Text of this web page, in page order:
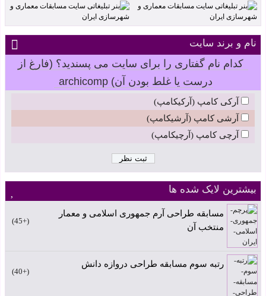
نام و برند سایت
کدام نام گفتاری را برای سایت می پسندید؟ (فارغ از
درست یا غلط بودن آن) archicomp
آرکی کامپ (آرکیکامپ)
آرشی کامپ (آرشیکامپ)
آرچی کامپ (آرچیکامپ)
بیشترین لایک شده ها
مسابقه طراحی آرم جمهوری اسلامی و معمار
منتخب آن
+45
رتبه سوم مسابقه طراحی دروازه دانش
+40